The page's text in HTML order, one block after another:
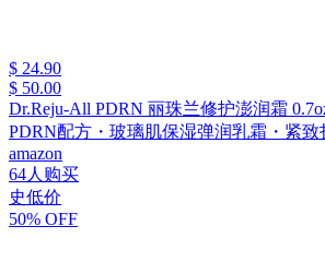
$ 24.90
$ 50.00
Dr.Reju-All PDRN 丽珠兰修护澎润霜
PDRN配方・玻璃肌保湿弹润乳霜・紧致
amazon
64人购买
史低价
50% OFF